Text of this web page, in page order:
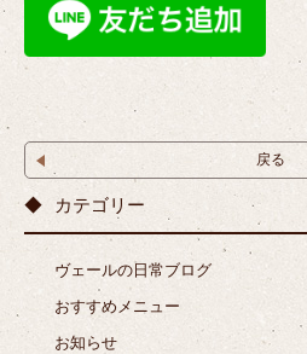
戻る
カテゴリー
ヴェールの日常ブログ
おすすめメニュー
お知らせ